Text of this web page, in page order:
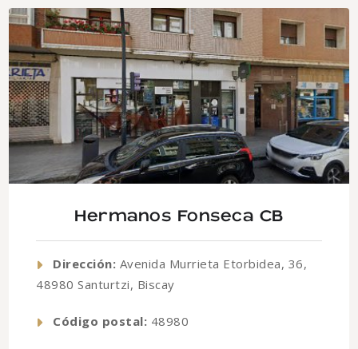
Hermanos Fonseca CB
Dirección: Avenida Murrieta Etorbidea, 36,
48980 Santurtzi, Biscay
Código postal: 48980